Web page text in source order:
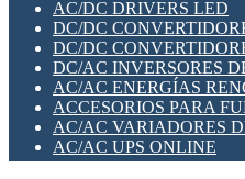
UNIÓN Y DERIVACIÓN
SOLUCIONES IOT
SOLUCIONES
SOLUCIONES RED
SEGURIDAD PARA
SWITCHES LAN
TELEFONÍA IP (VOIP)
VIGILANCIA IP (CCTV)
MESHTASTIC
AC/DC DRIVERS LED
DC/DC
DC/DC
DC/AC INVERSORES
AC/AC ENERGÍAS
ACCESORIOS PARA
AC/AC VARIADORES
AC/AC UPS ONLINE